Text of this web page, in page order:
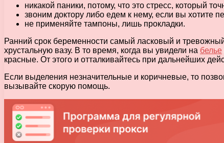
никакой паники, потому, что это стресс, который
звоним доктору либо едем к нему, если вы хотите
не применяйте тампоны, лишь прокладки.
Ранний срок беременности самый ласковый и
хрустальную вазу. В то время, когда вы увидели на белье
красные. От этого и отталкивайтесь при дальнейших
Если выделения незначительные и коричневые, то
вызывайте скорую помощь.